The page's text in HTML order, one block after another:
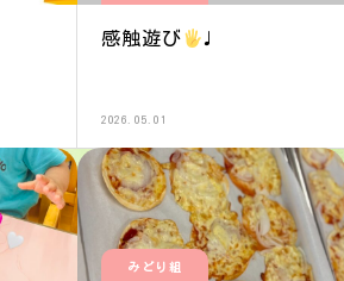
感触遊び ♩
2026.05.01
みどり組